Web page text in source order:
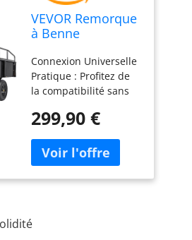
VEVOR Remorque
à Benne
Capacité de
Charge 340 kg
Remorque
Robuste avec
Côtés Amovibles
Chariot de
Transport à
Déversement 0,34
Gazon, VTT
Connexion Universelle
Pratique : Profitez de
la compatibilité sans
remorque à benne
d'outils spéciaux : il
suffit de connecter le
chariot à vos tracteurs,
encore. Transformez
299,90 €